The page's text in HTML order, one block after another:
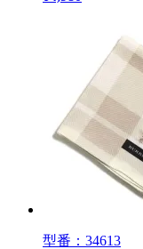
型番：34613